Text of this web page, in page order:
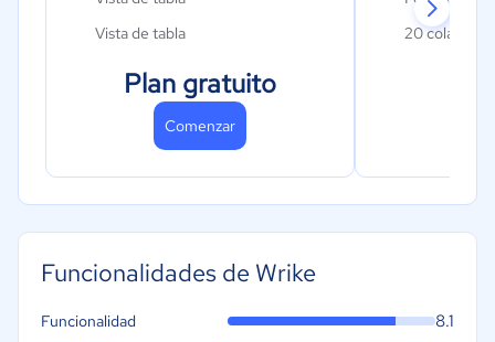
Vista de tabla
Aplicación de limitaciones a tareas
activasPlan gratuito
Comenzar
20
Vista de
Vista de
Inicio de
Funcionalidades de Wrike
Funcionalidad 8.1